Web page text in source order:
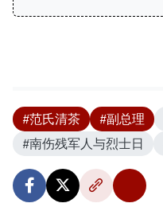
#范氏清茶 #副总理
#南伤残军人与烈士日